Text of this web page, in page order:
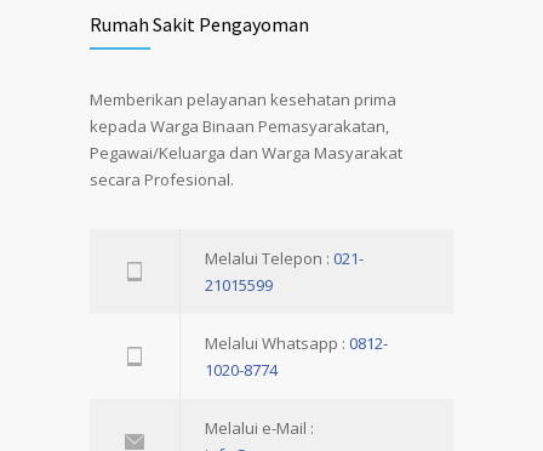
Rumah Sakit Pengayoman
Memberikan pelayanan kesehatan prima
kepada Warga Binaan Pemasyarakatan,
Pegawai/Keluarga dan Warga Masyarakat
secara Profesional.
Melalui Telepon : 021-
21015599
Melalui Whatsapp : 0812-
1020-8774
Melalui e-Mail :